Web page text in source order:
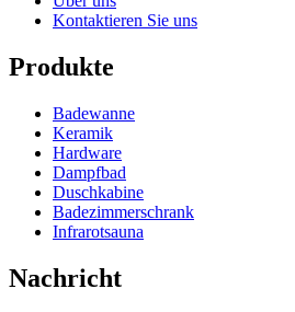
Kontaktieren Sie uns
Produkte
Badewanne
Keramik
Hardware
Dampfbad
Duschkabine
Badezimmerschrank
Infrarotsauna
Nachricht